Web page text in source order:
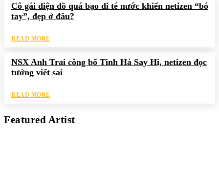
Cô gái diện đồ quá bạo đi té nước khiến netizen “bó
tay”, đẹp ở đâu?
READ MORE
NSX Anh Trai công bố Tinh Hà Say Hi, netizen đọc
tưởng viết sai
READ MORE
Featured Artist